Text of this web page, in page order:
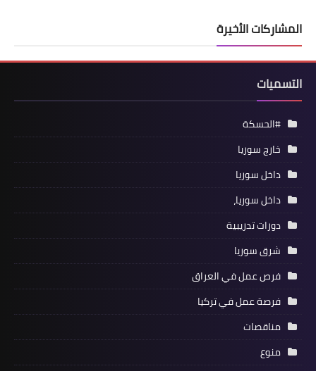
المشاركات الأخيرة
التسميات
#الحسكة
خارج سوريا
داخل سوريا
داخل سوريا،
دورات تدريبية
شرق سوريا
فرص عمل في العراق
فرصة عمل في تركيا
مناقصات
منوع